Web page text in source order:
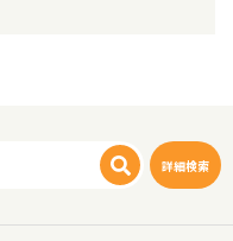
詳細検索